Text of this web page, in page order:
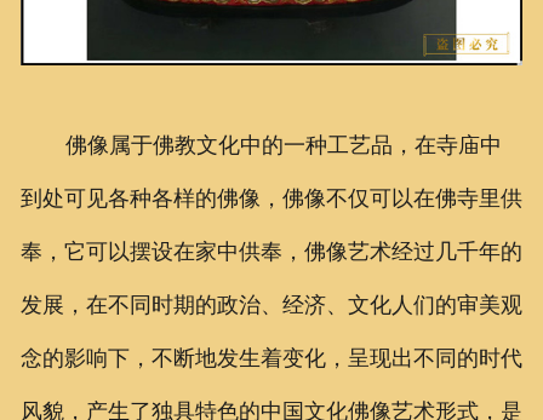
佛像属于佛教文化中的一种工艺品，在寺庙中
到处可见各种各样的佛像，佛像不仅可以在佛寺里供
奉，它可以摆设在家中供奉，佛像艺术经过几千年的
发展，在不同时期的政治、经济、文化人们的审美观
念的影响下，不断地发生着变化，呈现出不同的时代
风貌，产生了独具特色的中国文化佛像艺术形式，是